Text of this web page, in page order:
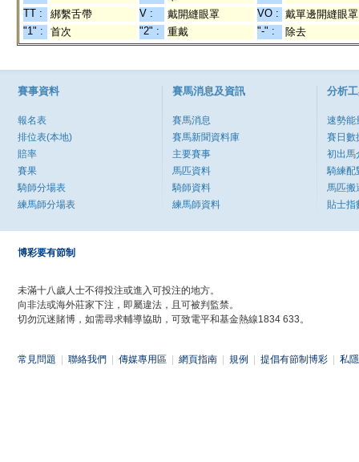
TT : 綁繫舌帶 V : 戴開縫眼罩 VO : 戴單邊開縫眼罩
"1" :
首次 "2" : 重戴 "-" : 除去
賽事資料
報名表
排位表(本地)
賠率
賽果
騎師分場表
練馬師分場表
賽馬消息及資訊
賽馬消息
賽馬新聞資料庫
主要賽事
馬匹資料
騎師資料
練馬師資料
分析
速勢能
賽日數
初出馬
騎練配
馬匹搬
貼士指
博彩要有節制
未滿十八歲人士不得投注或進入可投注的地方。
向非法或海外莊家下注，即屬違法，且可被判監禁。
切勿沉迷賭博，如需尋求輔導協助，可致電平和基金熱線1834 633。
常見問題 聯絡我們 傳媒專用區 網頁指南 規例 提倡有節制博彩 私